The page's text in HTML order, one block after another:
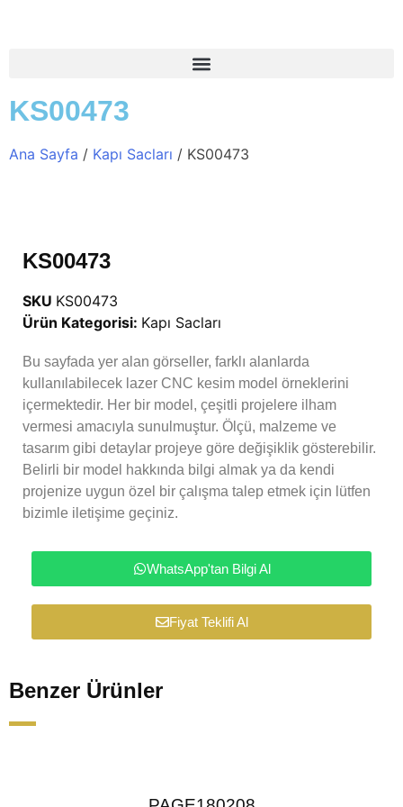
KS00473
Ana Sayfa / Kapı Sacları / KS00473
KS00473
SKU KS00473
Ürün Kategorisi: Kapı Sacları
Bu sayfada yer alan görseller, farklı alanlarda
kullanılabilecek lazer CNC kesim model örneklerini
içermektedir. Her bir model, çeşitli projelere ilham
vermesi amacıyla sunulmuştur. Ölçü, malzeme ve
tasarım gibi detaylar projeye göre değişiklik gösterebilir.
Belirli bir model hakkında bilgi almak ya da kendi
projenize uygun özel bir çalışma talep etmek için lütfen
bizimle iletişime geçiniz.
WhatsApp'tan Bilgi Al
Fiyat Teklifi Al
Benzer Ürünler